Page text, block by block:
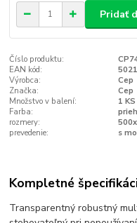
Pridať
Číslo produktu:
EAN kód:
Výrobca:
Cep
Značka:
Cep
Množstvo v balení:
1 KS
Farba:
rozmery:
prevedenie:
s
Kompletné
Transparentný robustný